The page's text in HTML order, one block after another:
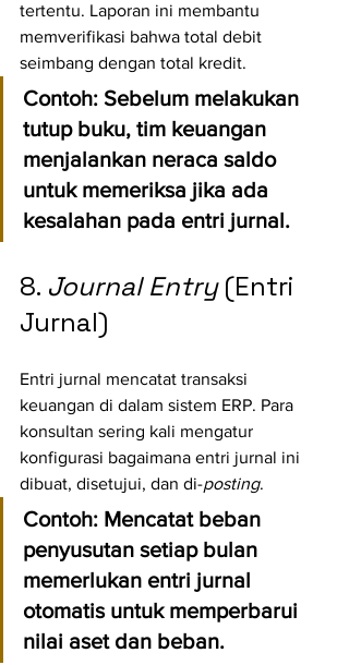
tertentu. Laporan ini membantu
memverifikasi bahwa total debit
seimbang dengan total kredit.
Contoh: Sebelum melakukan
tutup buku, tim keuangan
menjalankan neraca saldo
untuk memeriksa jika ada
kesalahan pada entri jurnal.
8. Journal Entry (Entri
Jurnal)
Entri jurnal mencatat transaksi
keuangan di dalam sistem ERP. Para
konsultan sering kali mengatur
konfigurasi bagaimana entri jurnal ini
dibuat, disetujui, dan di-posting.
Contoh: Mencatat beban
penyusutan setiap bulan
memerlukan entri jurnal
otomatis untuk memperbarui
nilai aset dan beban.